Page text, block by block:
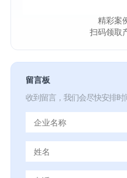
精彩案
扫码领取
留言板
收到留言，我们会尽快安排时